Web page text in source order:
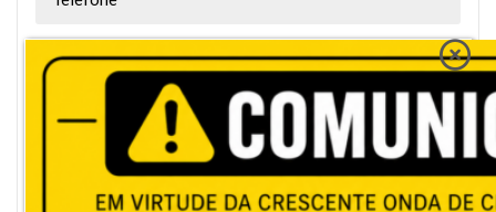
Mensagem